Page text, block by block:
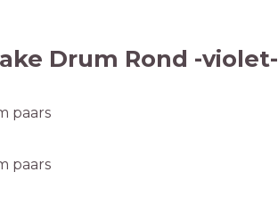
Drum Rond -violet-
paars
paars